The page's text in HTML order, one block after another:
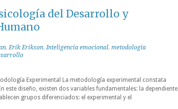
del Desarrollo y
,Erik Erikson,Inteligencia emocional, metodología
Experimental La metodología experimental constata
este diseño, existen dos variables fundamentales: la dependiente
grupos diferenciados: el experimental y el